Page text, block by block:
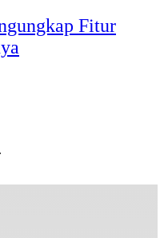
Fitur